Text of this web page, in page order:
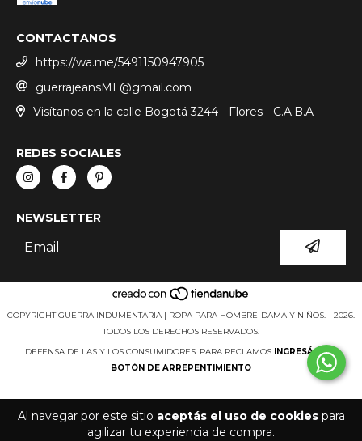
Al navegar por este sitio aceptás el uso de cookiespara
agilizar tu experiencia de compra.
CONTACTANOS
https://wa.me/5491150947905
guerrajeansML@gmail.com
Visítanos en la calle Bogotá 3244 - Flores - C.A.B.A
REDES SOCIALES
NEWSLETTER
COPYRIGHT GUERRA INDUMENTARIA | ROPA PARA HOMBRE-DAMA Y NIÑOS. - 2026.
TODOS LOS DERECHOS RESERVADOS.
DEFENSA DE LAS Y LOS CONSUMIDORES. PARA RECLAMOS INGRESÁ ACÁ.
BOTÓN DE ARREPENTIMIENTO